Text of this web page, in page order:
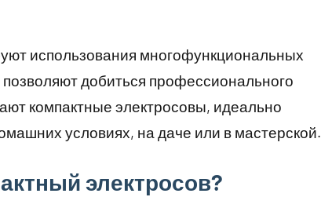
использования многофункциональных
добиться профессионального
компактные электросовы, идеально
условиях, на даче или в мастерской.
электросов?